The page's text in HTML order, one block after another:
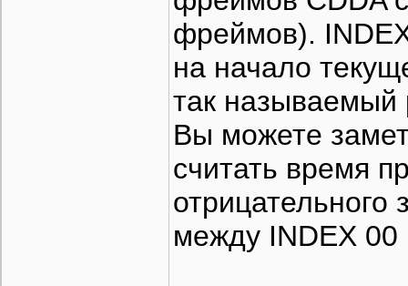
фреймов).
на начало
так называемый
Вы можете
считать время
отрицательного
между INDEX 00